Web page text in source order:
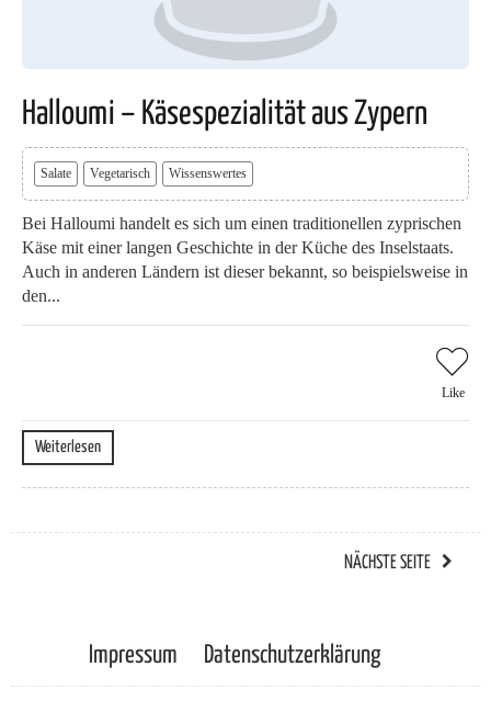
Halloumi – Käsespezialität aus Zypern
Salate Vegetarisch Wissenswertes
Bei Halloumi handelt es sich um einen traditionellen zyprischen
Käse mit einer langen Geschichte in der Küche des Inselstaats.
Auch in anderen Ländern ist dieser bekannt, so beispielsweise in
den...
Like
Weiterlesen
NÄCHSTE SEITE
Impressum Datenschutzerklärung